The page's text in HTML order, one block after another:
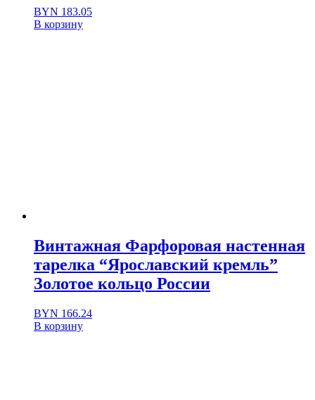
BYN 183.05
В корзину
Винтажная Фарфоровая настенная
тарелка “Ярославский кремль”
Золотое кольцо России
BYN 166.24
В корзину